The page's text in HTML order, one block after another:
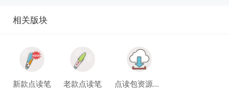
相关版块
新款点读笔 老款点读笔 点读包资源库(试运行)